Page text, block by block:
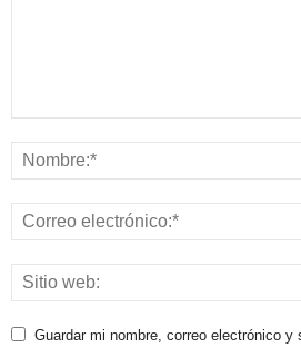
Guardar mi nombre, correo electrónico y